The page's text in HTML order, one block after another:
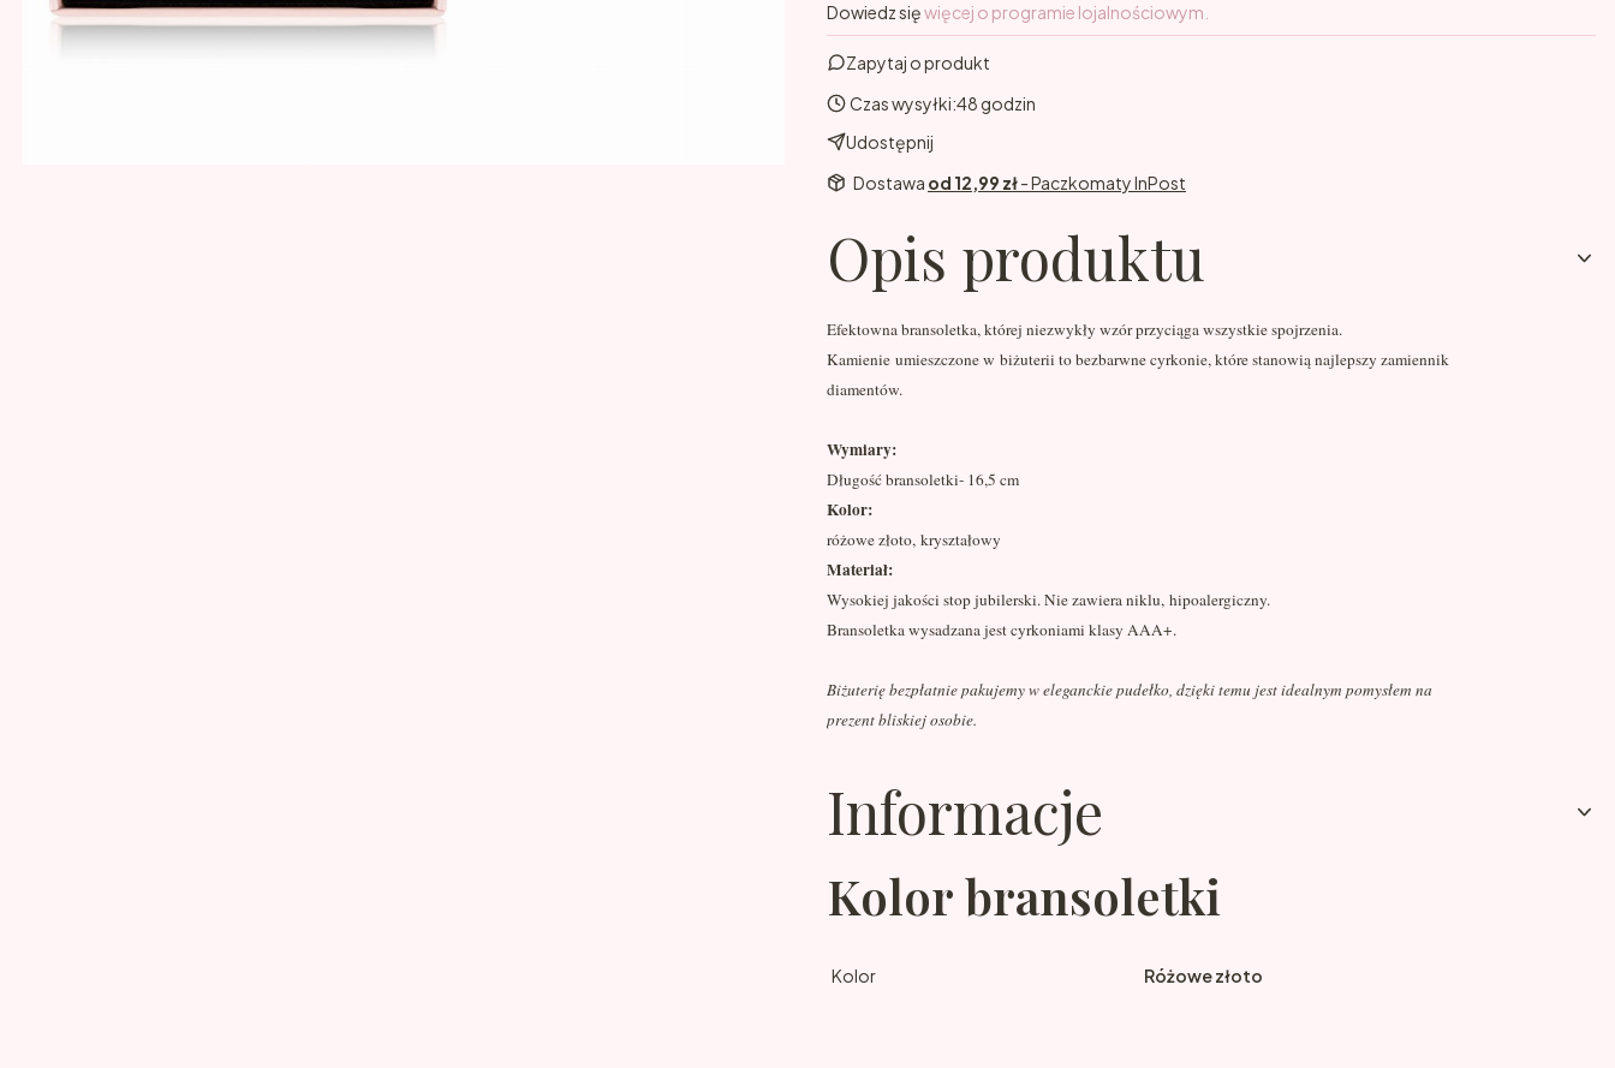
Dowiedz sięwięcej o programie lojalnościowym.
Zapytaj o produkt
Czas wysyłki:48 godzin
Udostępnij
Dostawa od 12,99 zł- Paczkomaty InPost
Opis produktu
Efektowna bransoletka, której niezwykły wzór przyciąga wszystkie spojrzenia.
Kamienie umieszczone w biżuterii to bezbarwne cyrkonie, które stanowią najlepszy zamiennik
diamentów.
Wymiary:
Długość bransoletki- 16,5 cm
Kolor:
różowe złoto, kryształowy
Materiał:
Wysokiej jakości stop jubilerski. Nie zawiera niklu, hipoalergiczny.
Bransoletka wysadzana jest cyrkoniami klasy AAA+.
Biżuterię bezpłatnie pakujemy w eleganckie pudełko, dzięki temu jest idealnym pomysłem na
prezent bliskiej osobie.
Informacje
Kolor bransoletki
Kolor Różowe złoto